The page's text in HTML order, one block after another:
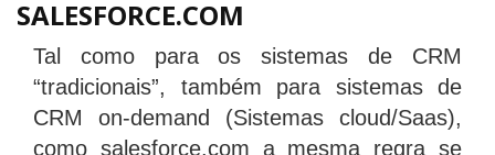
SALESFORCE.COM
Tal como para os sistemas de CRM
“tradicionais”, também para sistemas de
CRM on-demand (Sistemas cloud/Saas),
como salesforce.com a mesma regra se